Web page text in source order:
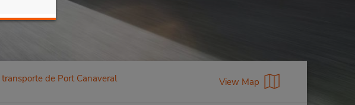
transporte de Port Canaveral View Map